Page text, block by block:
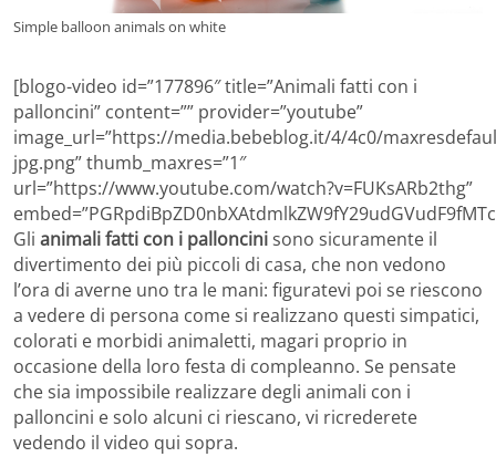
Simple balloon animals on white
[blogo-video id=”177896″ title=”Animali fatti con i
palloncini” content=”” provider=”youtube”
image_url=”https://media.bebeblog.it/4/4c0/
jpg.png” thumb_maxres=”1″
url=”https://www.youtube.com/watch?v=FUKsARb2thg”
Gli animali fatti con i palloncinisono sicuramente il
divertimento dei più piccoli di casa, che non vedono
l’ora di averne uno tra le mani: figuratevi poi se riescono
a vedere di persona come si realizzano questi simpatici,
colorati e morbidi animaletti, magari proprio in
occasione della loro festa di compleanno. Se pensate
che sia impossibile realizzare degli animali con i
palloncini e solo alcuni ci riescano, vi ricrederete
vedendo il video qui sopra.